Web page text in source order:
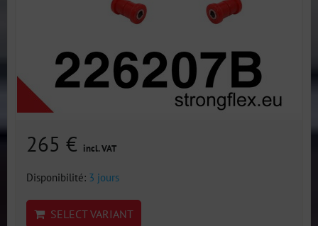
265 € incl. VAT
Disponibilité: 3 jours
SELECT VARIANT